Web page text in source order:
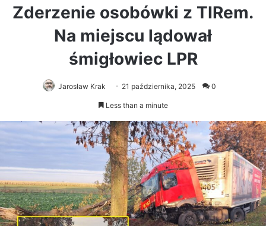
Zderzenie osobówki z TIRem.
Na miejscu lądował
śmigłowiec LPR
Jarosław Krak 21 października, 2025 0
Less than a minute